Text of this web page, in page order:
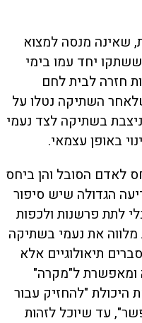
שאינה מנסה למצוא
יחד עמו בימי
חזרה לבית לחם
השתיקה נטלו על
בשתיקה לצד נעמי
באופן עצמאי.
לאדם הסובל והן ביחס
הגדולה שיש סיפור
לתת פרשנות ולכפות
מלווה את נעמי בשתיקה
תיאולוגיים אלא
ומאפשרת ל"מקרה"
היכולת "להחזיק עבור
עד שיוכל לזהות